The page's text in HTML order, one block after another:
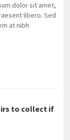
dolor sit amet,
libero. Sed
at nibh
to collect if